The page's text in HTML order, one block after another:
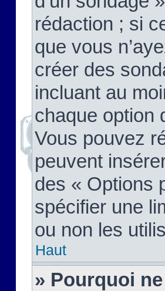
rédaction ; si
que vous
créer des
incluant au
chaque option
Vous pouvez
peuvent
des « Options
spécifier une
ou non les
Haut
» Pourquoi